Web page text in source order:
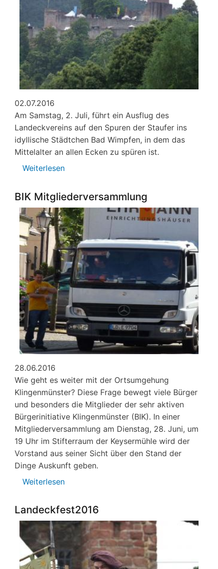
02.07.2016
Am Samstag, 2. Juli, führt ein Ausflug des
Landeckvereins auf den Spuren der Staufer ins
idyllische Städtchen Bad Wimpfen, in dem das
Mittelalter an allen Ecken zu spüren ist.
Weiterlesen
Ausflug
Wimpfen
BIK Mitgliederversammlung
28.06.2016
Wie geht es weiter mit der Ortsumgehung
Klingenmünster? Diese Frage bewegt viele Bürger
und besonders die Mitglieder der sehr aktiven
Bürgerinitiative Klingenmünster (BIK). In einer
Mitgliederversammlung am Dienstag, 28. Juni, um
19 Uhr im Stifterraum der Keysermühle wird der
Vorstand aus seiner Sicht über den Stand der
Dinge Auskunft geben.
Weiterlesen
Mitgliederversammlung
Landeckfest2016